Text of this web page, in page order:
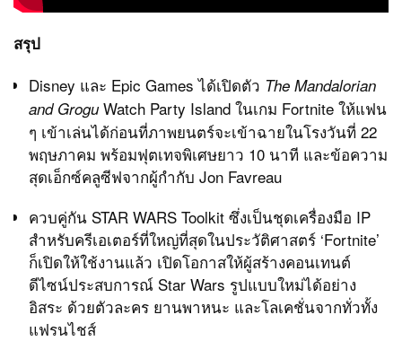
สรุป
Disney และ Epic Games ได้เปิดตัว The Mandalorian
and GroguWatch Party Island ในเกม Fortnite ให้แฟน
ๆ เข้าเล่นได้ก่อนที่ภาพยนตร์จะเข้าฉายในโรงวันที่ 22
พฤษภาคม พร้อมฟุตเทจพิเศษยาว 10 นาที และข้อความ
สุดเอ็กซ์คลูซีฟจากผู้กำกับ Jon Favreau
ควบคู่กัน STAR WARS Toolkit ซึ่งเป็นชุดเครื่องมือ IP
สำหรับครีเอเตอร์ที่ใหญ่ที่สุดในประวัติศาสตร์ ‘Fortnite’
ก็เปิดให้ใช้งานแล้ว เปิดโอกาสให้ผู้สร้างคอนเทนต์
ดีไซน์ประสบการณ์ Star Wars รูปแบบใหม่ได้อย่าง
อิสระ ด้วยตัวละคร ยานพาหนะ และโลเคชั่นจากทั่วทั้ง
แฟรนไชส์